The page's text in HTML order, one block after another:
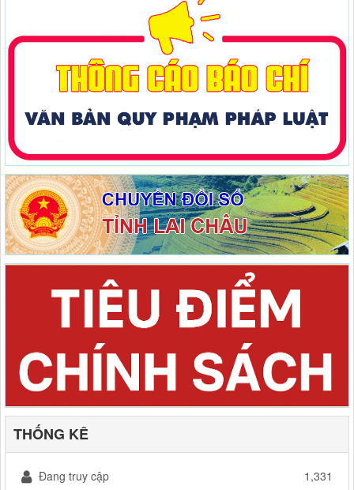
THỐNG KÊ
Đang truy cập
1,331